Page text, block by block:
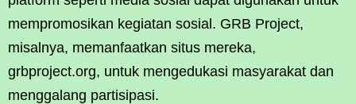
mempromosikan kegiatan sosial. GRB Project,
misalnya, memanfaatkan situs mereka,
grbproject.org, untuk mengedukasi masyarakat dan
menggalang partisipasi.